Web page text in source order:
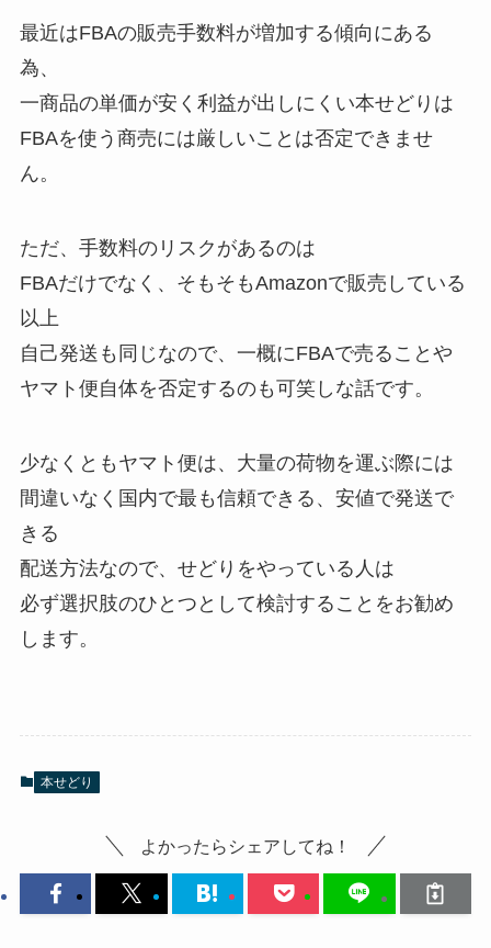
最近はFBAの販売手数料が増加する傾向にある
為、
一商品の単価が安く利益が出しにくい本せどりは
FBAを使う商売には厳しいことは否定できませ
ん。
ただ、手数料のリスクがあるのは
FBAだけでなく、そもそもAmazonで販売している
以上
自己発送も同じなので、一概にFBAで売ることや
ヤマト便自体を否定するのも可笑しな話です。
少なくともヤマト便は、大量の荷物を運ぶ際には
間違いなく国内で最も信頼できる、安値で発送で
きる
配送方法なので、せどりをやっている人は
必ず選択肢のひとつとして検討することをお勧め
します。
本せどり
よかったらシェアしてね！